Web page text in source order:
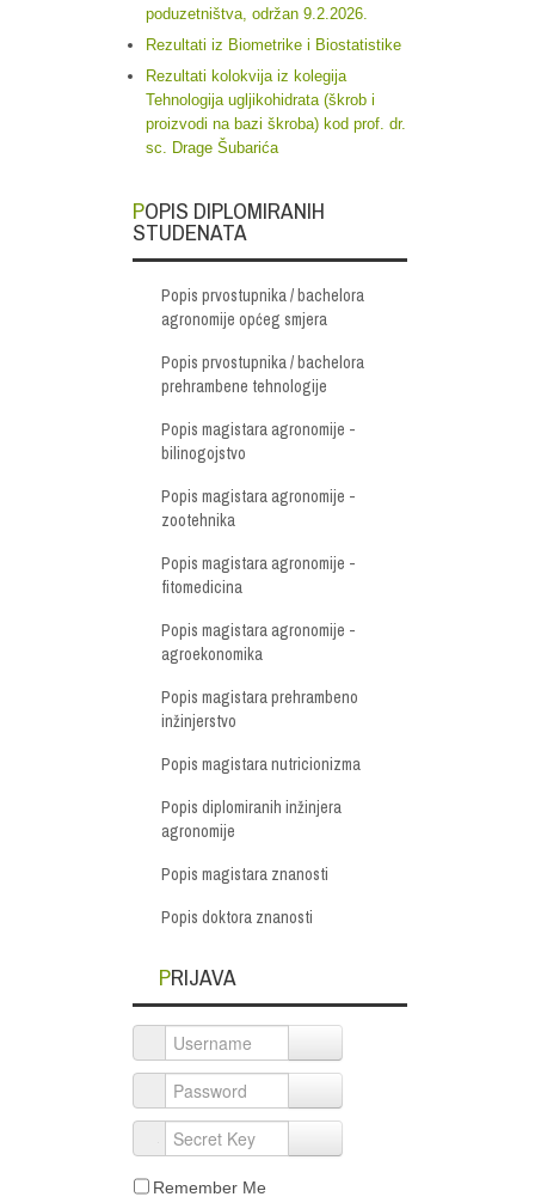
poduzetništva, održan 9.2.2026.
Rezultati iz Biometrike i Biostatistike
Rezultati kolokvija iz kolegija
Tehnologija ugljikohidrata (škrob i
proizvodi na bazi škroba) kod prof. dr.
sc. Drage Šubarića
POPIS DIPLOMIRANIH
STUDENATA
Popis prvostupnika / bachelora
agronomije općeg smjera
Popis prvostupnika / bachelora
prehrambene tehnologije
Popis magistara agronomije -
bilinogojstvo
Popis magistara agronomije -
zootehnika
Popis magistara agronomije -
fitomedicina
Popis magistara agronomije -
agroekonomika
Popis magistara prehrambeno
inžinjerstvo
Popis magistara nutricionizma
Popis diplomiranih inžinjera
agronomije
Popis magistara znanosti
Popis doktora znanosti
PRIJAVA
Username
Password
Secret Key
Remember Me